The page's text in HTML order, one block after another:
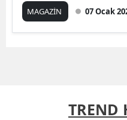
MAGAZİN 07 Ocak
TREND